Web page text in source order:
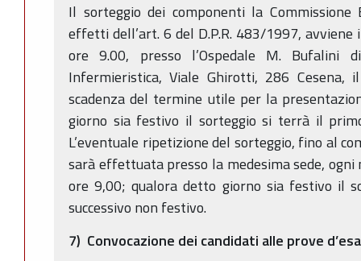
Il sorteggio dei componenti la
effetti dell’art. 6 del D.P.R. 483/1997,
ore 9.00, presso l’Ospedale M. Bufalini
Infermieristica, Viale Ghirotti, 286 Cesena,
scadenza del termine utile per la
giorno sia festivo il sorteggio si terrà il
L’eventuale ripetizione del sorteggio, fino al
sarà effettuata presso la medesima sede, ogni
ore 9,00; qualora detto giorno sia festivo il
successivo non festivo.
7) Convocazione dei candidati alle prove